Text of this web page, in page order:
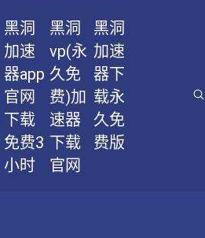
黑洞
加速
器app
官网
下载
免费3
小时
黑洞
vp(永
久免
费)加
速器
下载
官网
黑洞
加速
器下
载永
久免
费版